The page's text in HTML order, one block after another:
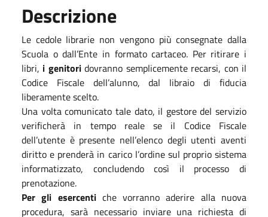
Descrizione
Le cedole librarie non vengono più consegnate dalla
Scuola o dall’Ente in formato cartaceo. Per ritirare i
libri, i genitoridovranno semplicemente recarsi, con il
Codice Fiscale dell’alunno, dal libraio di fiducia
liberamente scelto.
Una volta comunicato tale dato, il gestore del servizio
verificherà in tempo reale se il Codice Fiscale
dell’utente è presente nell’elenco degli utenti aventi
diritto e prenderà in carico l’ordine sul proprio sistema
informatizzato, concludendo così il processo di
prenotazione.
Per gli esercenti che vorranno aderire alla nuova
procedura, sarà necessario inviare una richiesta di